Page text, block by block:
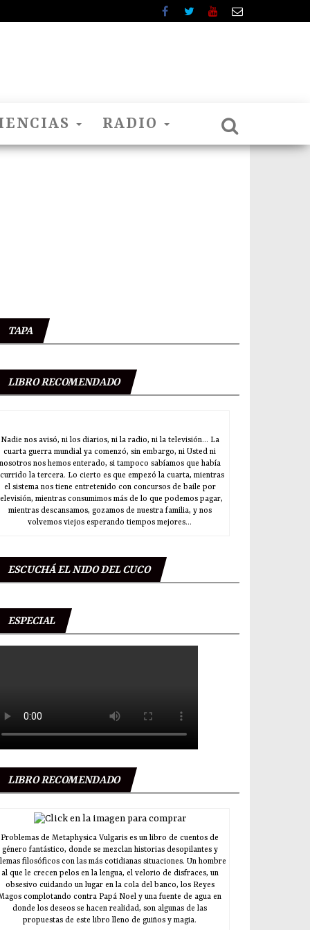
RADIO
TAPA
LIBRO RECOMENDADO
Nadie nos avisó, ni los diarios, ni la radio, ni la televisión… La
cuarta guerra mundial ya comenzó, sin embargo, ni Usted ni
nosotros nos hemos enterado, si tampoco sabíamos que había
la tercera. Lo cierto es que empezó la cuarta, mientras
el sistema nos tiene entretenido con concursos de baile por
mientras consumimos más de lo que podemos pagar,
mientras descansamos, gozamos de nuestra familia, y nos
volvemos viejos esperando tiempos mejores...
ESCUCHÁ EL NIDO DEL CUCO
ESPECIAL
LIBRO RECOMENDADO
Problemas de Metaphysica Vulgaris es un libro de cuentos de
género fantástico, donde se mezclan historias desopilantes y
filosóficos con las más cotidianas situaciones. Un hombre
al que le crecen pelos en la lengua, el velorio de disfraces, un
obsesivo cuidando un lugar en la cola del banco, los Reyes
complotando contra Papá Noel y una fuente de agua en
donde los deseos se hacen realidad, son algunas de las
propuestas de este libro lleno de guiños y magia.